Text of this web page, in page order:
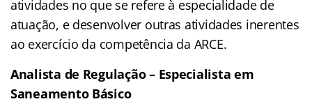
atividades no que se refere à especialidade de
atuação, e desenvolver outras atividades inerentes
ao exercício da competência da ARCE.
Analista de Regulação – Especialista em
Saneamento Básico